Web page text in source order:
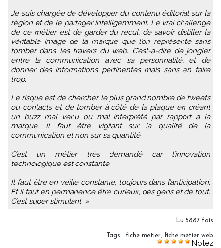
Je suis chargée de développer du contenu éditorial sur la
région et de le partager intelligemment. Le vrai challenge
de ce métier est de garder du recul, de savoir distiller la
véritable image de la marque que l’on représente sans
tomber dans les travers du web. C’est-à-dire de jongler
entre la communication avec sa personnalité, et de
donner des informations pertinentes mais sans en faire
trop.
Le risque est de chercher le plus grand nombre de tweets
ou contacts et de tomber à côté de la plaque en créant
un buzz mal venu ou mal interprété par rapport à la
marque. Il faut être vigilant sur la qualité de la
communication et non sur sa quantité.
C’est un métier très demandé car l’innovation
technologique est constante.
Il faut être en veille constante, toujours dans l’anticipation.
Et il faut en permanence être curieux, des gens et de tout.
C’est super stimulant. »
Lu 5887 fois
Tags : fiche metier fiche metier web
Notez